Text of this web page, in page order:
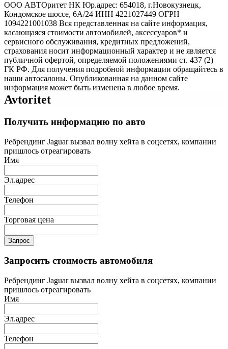
ООО АВТОритет НК Юр.адрес: 654018, г.Новокузнецк,
Кондомское шоссе, 6А/24 ИНН 4221027449 ОГРН
1094221001038 Вся представленная на сайте информация,
касающаяся стоимости автомобилей, аксессуаров* и
сервисного обслуживания, кредитных предложений,
страхования носит информационный характер и не является
публичной офертой, определяемой положениями ст. 437 (2)
ГК РФ. Для получения подробной информации обращайтесь в
наши автосалоны. Опубликованная на данном сайте
информация может быть изменена в любое время.
Avtoritet
Получить информацию по авто
Ребрендинг Jaguar вызвал волну хейта в соцсетях, компании
пришлось отреагировать
Имя
Эл.адрес
Телефон
Торговая цена
Запрос
Запросить стоимость автомобиля
Ребрендинг Jaguar вызвал волну хейта в соцсетях, компании
пришлось отреагировать
Имя
Эл.адрес
Телефон